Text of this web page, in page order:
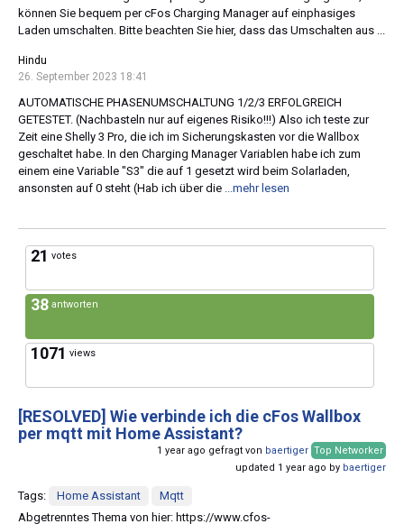
können Sie bequem per cFos Charging Manager auf einphasiges
Laden umschalten. Bitte beachten Sie hier, dass das Umschalten aus ...
Hindu
26. September 2023 18:41
AUTOMATISCHE PHASENUMSCHALTUNG 1/2/3 ERFOLGREICH
GETESTET. (Nachbasteln nur auf eigenes Risiko!!!) Also ich teste zur
Zeit eine Shelly 3 Pro, die ich im Sicherungskasten vor die Wallbox
geschaltet habe. In den Charging Manager Variablen habe ich zum
einem eine Variable "S3" die auf 1 gesetzt wird beim Solarladen,
ansonsten auf 0 steht (Hab ich über die
...mehr lesen
21 votes
38 antworten
1071 views
[RESOLVED] Wie verbinde ich die cFos Wallbox
per mqtt mit Home Assistant?
1 year ago gefragt von baertiger Top Networker
updated 1 year ago by baertiger
Tags: Home Assistant
Mqtt
Abgetrenntes Thema von hier: https://www.cfos-